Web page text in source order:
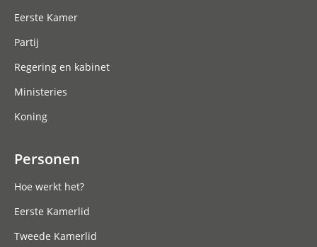
Eerste Kamer
Partij
Regering en kabinet
Ministeries
Koning
Personen
Hoe werkt het?
Eerste Kamerlid
Tweede Kamerlid